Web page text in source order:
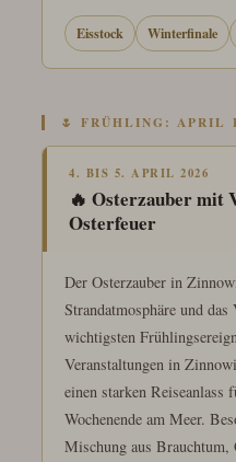
Eisstock Winterfinale
🌷 FRÜHLING: APRIL
4. BIS 5. APRIL 2026
🔥 Osterzauber mit
Osterfeuer
Der Osterzauber in
Strandatmosphäre und
wichtigsten
Veranstaltungen in
einen starken Reiseanlass
Wochenende am Meer.
Mischung aus